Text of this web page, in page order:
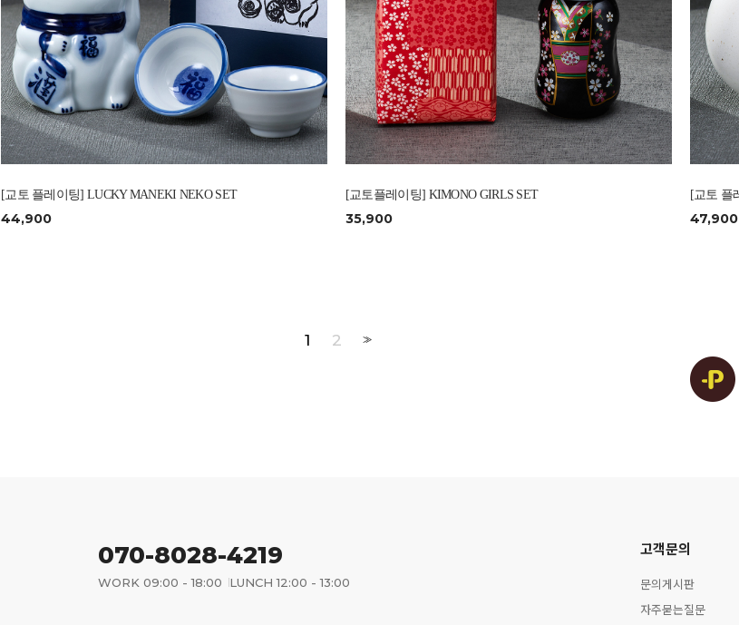
[교토 플레이팅] LUCKY MANEKI NEKO SET
44,900
[교토플레이팅] KIMONO GIRLS SET
35,900
[교토 플
47,900
1 2 >>
070-8028-4219
WORK 09:00 - 18:00 LUNCH 12:00 - 13:00
고객문의
문의게시판
자주묻는질문